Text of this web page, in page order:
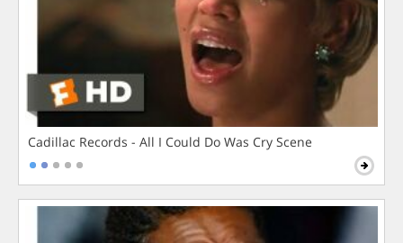
Cadillac Records - All I Could Do Was Cry Scene